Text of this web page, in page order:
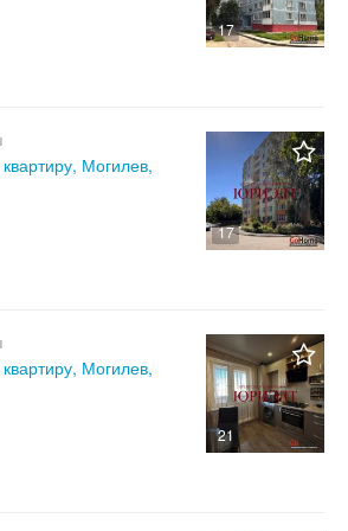
17
17
Могилев,
21
Могилев,